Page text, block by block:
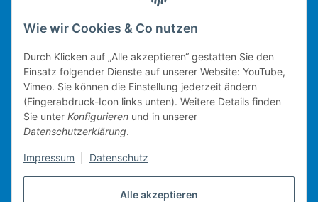
Alle akzeptieren
Wie wir Cookies & Co nutzen
Durch Klicken auf „Alle akzeptieren“ gestatten Sie den
Einsatz folgender Dienste auf unserer Website: YouTube,
Vimeo. Sie können die Einstellung jederzeit ändern
(Fingerabdruck-Icon links unten). Weitere Details finden
Sie unter Konfigurieren und in unserer
Datenschutzerklärung.
Impressum Datenschutz
Gesetzliche Informationen
Technische Umsetzung.
mobiles Kassensystem
Warenwirtschaft